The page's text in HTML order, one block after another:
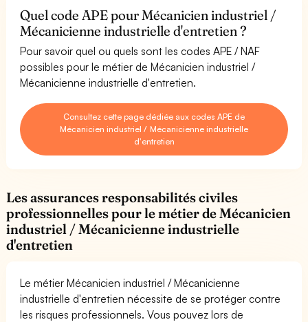
Quel code APE pour Mécanicien industriel /
Mécanicienne industrielle d'entretien ?
Pour savoir quel ou quels sont les codes APE / NAF
possibles pour le métier de Mécanicien industriel /
Mécanicienne industrielle d'entretien.
Consultez cette page dédiée aux codes APE de
Mécanicien industriel / Mécanicienne industrielle
d'entretien
Les assurances responsabilités civiles
professionnelles pour le métier de Mécanicien
industriel / Mécanicienne industrielle
d'entretien
Le métier Mécanicien industriel / Mécanicienne
industrielle d'entretien nécessite de se protéger contre
les risques professionnels. Vous pouvez lors de